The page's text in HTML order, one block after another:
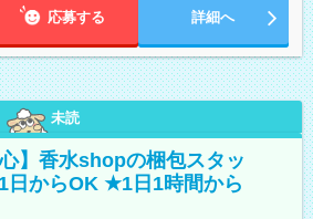
応募する 詳細へ
未読
】香水shopの梱包スタッ
からOK ★1日1時間から